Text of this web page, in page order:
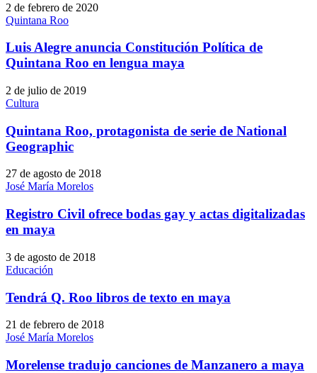
2 de febrero de 2020
Quintana Roo
Luis Alegre anuncia Constitución Política de
Quintana Roo en lengua maya
2 de julio de 2019
Cultura
Quintana Roo, protagonista de serie de National
Geographic
27 de agosto de 2018
José María Morelos
Registro Civil ofrece bodas gay y actas digitalizadas
en maya
3 de agosto de 2018
Educación
Tendrá Q. Roo libros de texto en maya
21 de febrero de 2018
José María Morelos
Morelense tradujo canciones de Manzanero a maya